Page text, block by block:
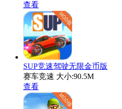
查看
SUP竞速驾驶无限金币版
赛车竞速 大小:90.5M
查看